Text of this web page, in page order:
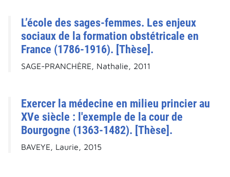
L’école des sages-femmes. Les enjeux
sociaux de la formation obstétricale en
France (1786-1916). [Thèse].
SAGE-PRANCHÈRE, Nathalie, 2011
Exercer la médecine en milieu princier au
XVe siècle : l'exemple de la cour de
Bourgogne (1363-1482). [Thèse].
BAVEYE, Laurie, 2015